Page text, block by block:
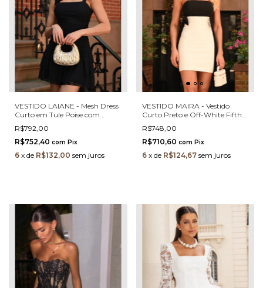
VESTIDO LAIANE - Mesh Dress
Curto em Tule Poise com
Babados e Laços em Cetim
R$792,00
R$752,40 com Pix
6 x de R$132,00 sem juros
VESTIDO MAIRA - Vestido
Curto Preto e Off-White Fifth
em Crepe Estruturado com
Maxi Laço
R$748,00
R$710,60 com Pix
6 x de R$124,67 sem juros